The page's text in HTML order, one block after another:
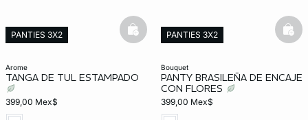
arome
TANGA DE TUL ESTAMPADO
399,00 Mex$
PANTIES 3X2 basketfull
bouquet
PANTY BRASILEÑA DE ENCAJE
CON FLORES
399,00 Mex$
PANTIES 3X2